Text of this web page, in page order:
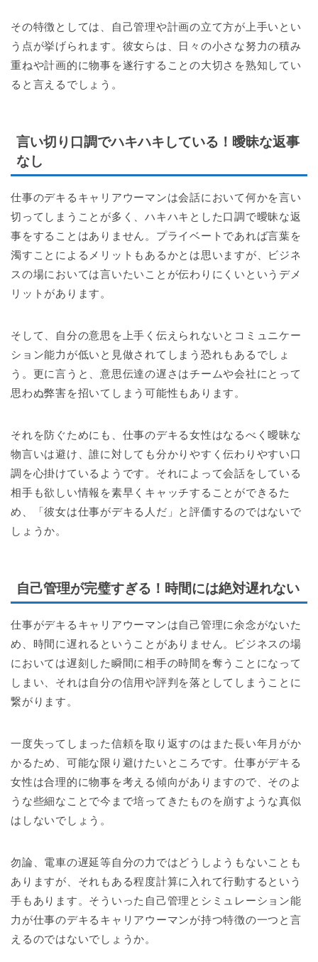
その特徴としては、自己管理や計画の立て方が上手いとい
う点が挙げられます。彼女らは、日々の小さな努力の積み
重ねや計画的に物事を遂行することの大切さを熟知してい
ると言えるでしょう。
言い切り口調でハキハキしている！曖昧な返事
なし
仕事のデキるキャリアウーマンは会話において何かを言い
切ってしまうことが多く、ハキハキとした口調で曖昧な返
事をすることはありません。プライベートであれば言葉を
濁すことによるメリットもあるかとは思いますが、ビジネ
スの場においては言いたいことが伝わりにくいというデメ
リットがあります。
そして、自分の意思を上手く伝えられないとコミュニケー
ション能力が低いと見做されてしまう恐れもあるでしょ
う。更に言うと、意思伝達の遅さはチームや会社にとって
思わぬ弊害を招いてしまう可能性もあります。
それを防ぐためにも、仕事のデキる女性はなるべく曖昧な
物言いは避け、誰に対しても分かりやすく伝わりやすい口
調を心掛けているようです。それによって会話をしている
相手も欲しい情報を素早くキャッチすることができるた
め、「彼女は仕事がデキる人だ」と評価するのではないで
しょうか。
自己管理が完璧すぎる！時間には絶対遅れない
仕事がデキるキャリアウーマンは自己管理に余念がないた
め、時間に遅れるということがありません。ビジネスの場
においては遅刻した瞬間に相手の時間を奪うことになって
しまい、それは自分の信用や評判を落としてしまうことに
繋がります。
一度失ってしまった信頼を取り返すのはまた長い年月がか
かるため、可能な限り避けたいところです。仕事がデキる
女性は合理的に物事を考える傾向がありますので、そのよ
うな些細なことで今まで培ってきたものを崩すような真似
はしないでしょう。
勿論、電車の遅延等自分の力ではどうしようもないことも
ありますが、それもある程度計算に入れて行動するという
手もあります。そういった自己管理とシミュレーション能
力が仕事のデキるキャリアウーマンが持つ特徴の一つと言
えるのではないでしょうか。